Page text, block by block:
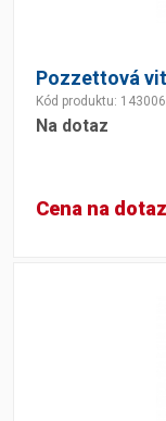
Pozzettová
Kód produktu: 143006
Na dotaz
Cena na dotaz